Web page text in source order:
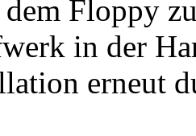
Floppy
in der
erneut